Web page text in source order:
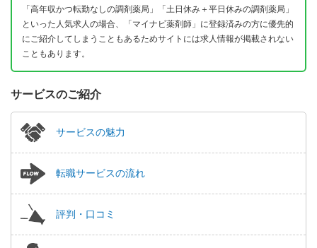
「高年収かつ転勤なしの調剤薬局」「土日休み＋平日休みの調剤薬局」
といった人気求人の場合、「マイナビ薬剤師」に登録済みの方に優先的
にご紹介してしまうこともあるためサイトには求人情報が掲載されない
こともあります。
サービスのご紹介
サービスの魅力
転職サービスの流れ
評判・口コミ